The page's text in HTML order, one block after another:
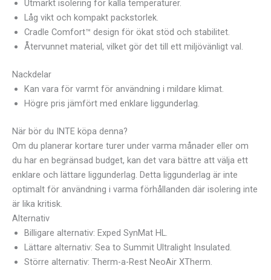
Utmärkt isolering för kalla temperaturer.
Låg vikt och kompakt packstorlek.
Cradle Comfort™ design för ökat stöd och stabilitet.
Återvunnet material, vilket gör det till ett miljövänligt val.
Nackdelar
Kan vara för varmt för användning i mildare klimat.
Högre pris jämfört med enklare liggunderlag.
När bör du INTE köpa denna?
Om du planerar kortare turer under varma månader eller om
du har en begränsad budget, kan det vara bättre att välja ett
enklare och lättare liggunderlag. Detta liggunderlag är inte
optimalt för användning i varma förhållanden där isolering inte
är lika kritisk.
Alternativ
Billigare alternativ: Exped SynMat HL.
Lättare alternativ: Sea to Summit Ultralight Insulated.
Större alternativ: Therm-a-Rest NeoAir XTherm.